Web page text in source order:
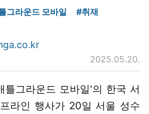
그라운드 모바일
#취재
2025.05.20.
틀그라운드 모바일'의 한국 서
라인 행사가 20일 서울 성수